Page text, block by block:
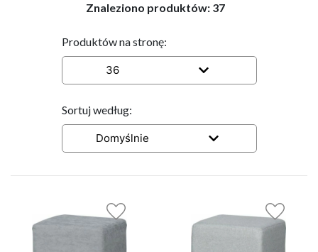
Znaleziono produktów: 37
Produktów na stronę:
36
Sortuj według:
Domyślnie